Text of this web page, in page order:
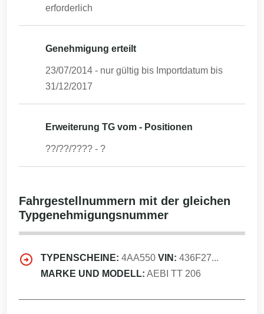
erforderlich
Genehmigung erteilt
23/07/2014 - nur gültig bis Importdatum bis
31/12/2017
Erweiterung TG vom - Positionen
??/??/???? - ?
Fahrgestellnummern mit der gleichen
Typgenehmigungsnummer
TYPENSCHEINE: 4AA550 VIN: 436F27...
MARKE UND MODELL: AEBI TT 206